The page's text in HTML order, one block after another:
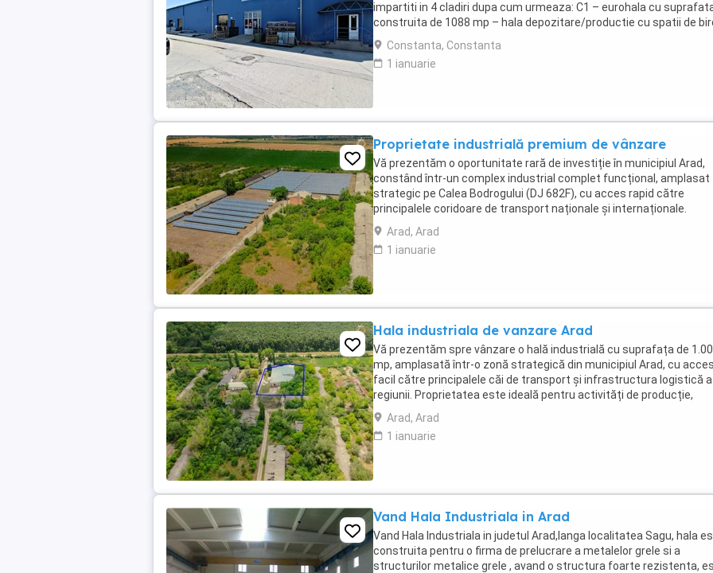
impartiti in 4 cladiri dupa cum urmeaza: C1 – eurohala cu
construita de 1088 mp – hala depozitare/productie cu spatii de
grupuri sanitare si spatiu de cazare. ...
Constanta, Constanta
1 ianuarie
Proprietate industrială premium de vânzare
Vă prezentăm o oportunitate rară de investiție în municipiul Arad,
constând într-un complex industrial complet funcțional, amplasat
strategic pe Calea Bodrogului (DJ 682F), cu acces rapid către
principalele coridoare de transport naționale și internaționale.
Proprietatea se întinde pe o suprafață totală ...
Arad, Arad
1 ianuarie
Hala industriala de vanzare Arad
Vă prezentăm spre vânzare o hală industrială cu suprafața de
mp, amplasată într-o zonă strategică din municipiul Arad, cu
facil către principalele căi de transport și infrastructura logistică a
regiunii. Proprietatea este ideală pentru activități de producție,
depozitare, logistică, distribuție ...
Arad, Arad
1 ianuarie
Vand Hala Industriala in Arad
Vand Hala Industriala in judetul Arad,langa localitatea Sagu, hala
construita pentru o firma de prelucrare a metalelor grele si a
structurilor metalice grele , avand o structura foarte rezistenta,